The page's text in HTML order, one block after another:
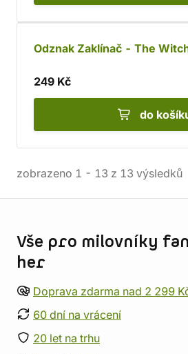
Odznak Zaklínač - The
249 Kč
do
zobrazeno 1 - 13 z 13 výsledků
Vše pro milovníky
her
Doprava zdarma nad 2 299
60 dní na vrácení
20 let na trhu